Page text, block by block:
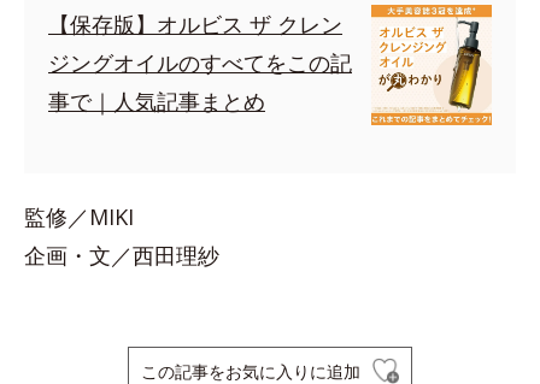
【保存版】オルビス ザ クレン
ジングオイルのすべてをこの記
事で｜人気記事まとめ
監修／MIKI
企画・文／西田理紗
この記事をお気に入りに追加